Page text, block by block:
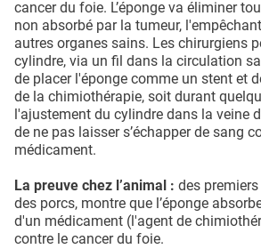
cancer du foie. L’éponge va éliminer
non absorbé par la tumeur,
autres organes sains. Les chirurgiens
cylindre, via un fil dans la circulation
de placer l'éponge comme un stent et
de la chimiothérapie, soit durant
l'ajustement du cylindre dans la veine
de ne pas laisser s’échapper de sang
médicament.
La preuve chez l’animal : des
des porcs, montre que l’éponge
d'un médicament (l'agent de
contre le cancer du foie.